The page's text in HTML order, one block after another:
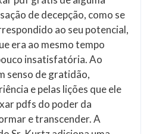
de decepção, como se
ao seu potencial,
era ao mesmo tempo
insatisfatória. Ao
senso de gratidão,
e pelas lições que ele
pdfs do poder da
e transcender. A